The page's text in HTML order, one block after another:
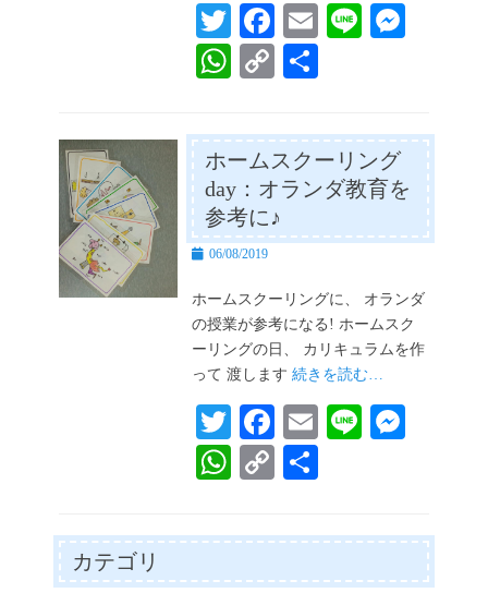
T
wi
tte
r
Fa
ce
bo
ok
E
Li
ng
er
W
ts
A
pp
C
y
Li
nk
ホームスクーリング
day：オランダ教育を
参考に♪
投
日
06/08/2019
ホームスクーリングに、 オランダ
の授業が参考になる! ホームスク
ーリングの日、 カリキュラムを作
って 渡します続きを読む…
T
wi
tte
r
Fa
ce
bo
ok
E
Li
ng
er
W
ts
C
y
カテゴリ